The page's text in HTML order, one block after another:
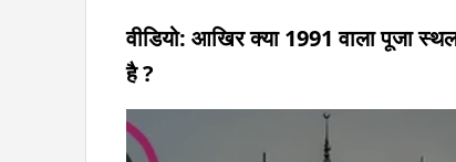
वीडियो: आखिर क्या 1991 वाला पूजा
है ?